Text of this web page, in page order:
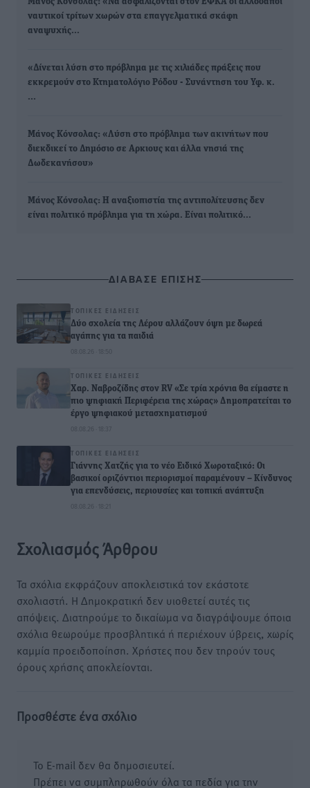
ναυτικοί τρίτων χωρών στα επαγγελματικά σκάφη
αναψυχής…
«Δίνεται λύση στο πρόβλημα με τις χιλιάδες πράξεις που
εκκρεμούν στο Κτηματολόγιο Ρόδου - Συνάντηση του Υφ. κ.
…
Μάνος Κόνσολας: «Λύση στο πρόβλημα των ακινήτων που
διεκδικεί το Δημόσιο σε Αρκιους και άλλα νησιά της
Δωδεκανήσου»
Μάνος Κόνσολας: Η αναξιοπιστία της αντιπολίτευσης δεν
είναι πολιτικό πρόβλημα για τη χώρα. Είναι πολιτικό…
ΔΙΑΒΑΣΕ ΕΠΙΣΗΣ
ΤΟΠΙΚΈΣ ΕΙΔΉΣΕΙΣ
Δύο σχολεία της Λέρου αλλάζουν όψη με δωρεά
αγάπης για τα παιδιά
08.08.26 · 18:50
ΤΟΠΙΚΈΣ ΕΙΔΉΣΕΙΣ
Χαρ. Ναβροζίδης στον RV «Σε τρία χρόνια θα είμαστε η
πιο ψηφιακή Περιφέρεια της χώρας» Δημοπρατείται το
έργο ψηφιακού μετασχηματισμού
08.08.26 · 18:37
ΤΟΠΙΚΈΣ ΕΙΔΉΣΕΙΣ
Γιάννης Χατζής για το νέο Ειδικό Χωροταξικό: Οι
βασικοί οριζόντιοι περιορισμοί παραμένουν – Κίνδυνος
για επενδύσεις, περιουσίες και τοπική ανάπτυξη
08.08.26 · 18:21
Σχολιασμός Άρθρου
Τα σχόλια εκφράζουν αποκλειστικά τον εκάστοτε
σχολιαστή. Η Δημοκρατική δεν υιοθετεί αυτές τις
απόψεις. Διατηρούμε το δικαίωμα να διαγράψουμε όποια
σχόλια θεωρούμε προσβλητικά ή περιέχουν ύβρεις, χωρίς
καμμία προειδοποίηση. Χρήστες που δεν τηρούν τους
όρους χρήσης αποκλείονται.
Προσθέστε ένα σχόλιο
Το E-mail δεν θα δημοσιευτεί.
Πρέπει να συμπληρωθούν όλα τα πεδία για την